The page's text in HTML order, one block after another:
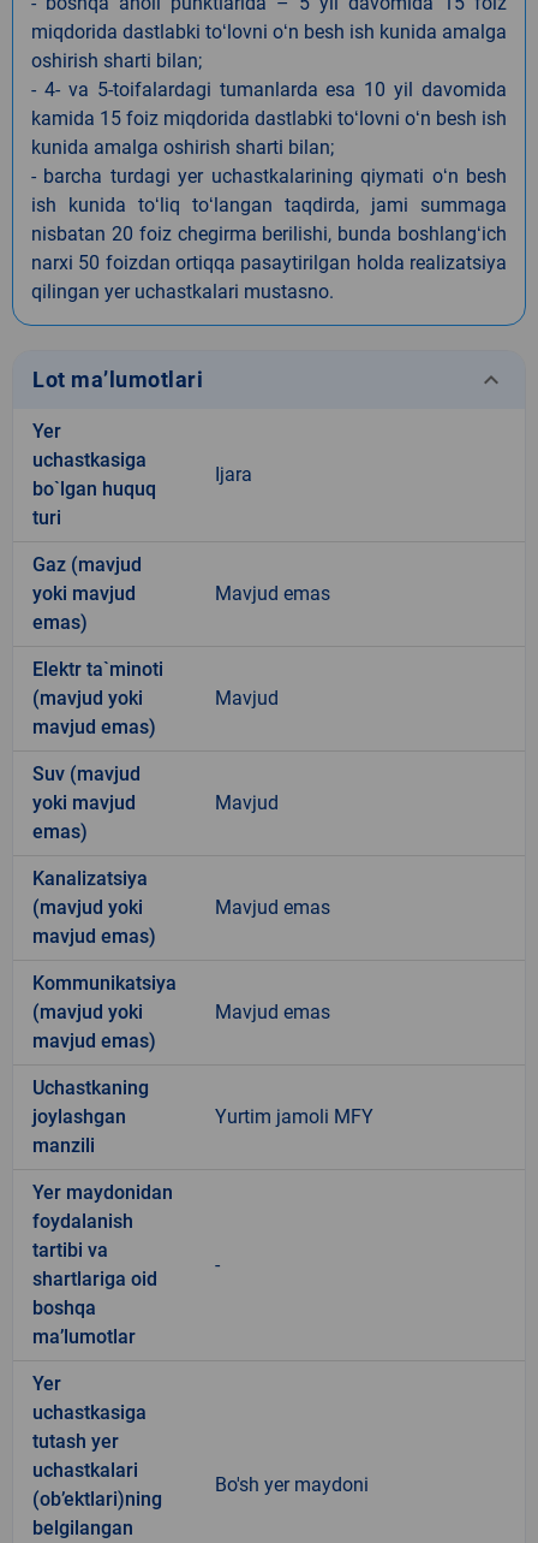
miqdorida dastlabki toʻlovni oʻn besh ish kunida amalga
oshirish sharti bilan;
- 4- va 5-toifalardagi tumanlarda esa 10 yil davomida
kamida 15 foiz miqdorida dastlabki toʻlovni oʻn besh ish
kunida amalga oshirish sharti bilan;
- barcha turdagi yer uchastkalarining qiymati oʻn besh
ish kunida toʻliq toʻlangan taqdirda, jami summaga
nisbatan 20 foiz chegirma berilishi, bunda boshlangʻich
narxi 50 foizdan ortiqqa pasaytirilgan holda realizatsiya
qilingan yer uchastkalari mustasno.
Lot ma’lumotlari keyboard_arrow_down
Yer
uchastkasiga
bo`lgan huquq
turi
Ijara
Gaz (mavjud
yoki mavjud
emas)
Mavjud emas
Elektr ta`minoti
(mavjud yoki
mavjud emas)
Mavjud
Suv (mavjud
yoki mavjud
emas)
Mavjud
Kanalizatsiya
(mavjud yoki
mavjud emas)
Mavjud emas
Kommunikatsiya
(mavjud yoki
mavjud emas)
Mavjud emas
Uchastkaning
joylashgan
manzili
Yurtim jamoli MFY
Yer maydonidan
foydalanish
tartibi va
shartlariga oid
boshqa
ma’lumotlar
-
Yer
uchastkasiga
tutash yer
uchastkalari
(ob’ektlari)ning
belgilangan
Bo'sh yer maydoni